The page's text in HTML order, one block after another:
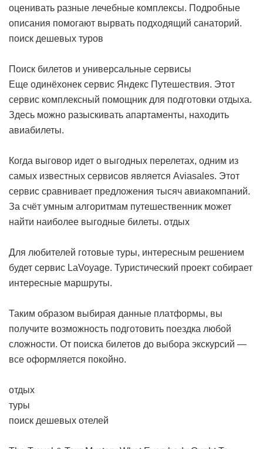
оценивать разные лечебные комплексы. Подробные
описания помогают вырвать подходящий санаторий.
поиск дешевых туров
Поиск билетов и универсальные сервисы
Еще одинёхонек сервис Яндекс Путешествия. Этот
сервис комплексный помощник для подготовки отдыха.
Здесь можно разыскивать апартаменты, находить
авиабилеты.
Когда выговор идет о выгодных перелетах, одним из
самых известных сервисов является Aviasales. Этот
сервис сравнивает предложения тысяч авиакомпаний.
За счёт умным алгоритмам путешественник может
найти наиболее выгодные билеты. отдых
Для любителей готовые туры, интересным решением
будет сервис LaVoyage. Туристический проект собирает
интересные маршруты.
Таким образом выбирая данные платформы, вы
получите возможность подготовить поездка любой
сложности. От поиска билетов до выбора экскурсий —
все оформляется покойно.
отдых
туры
поиск дешевых отелей